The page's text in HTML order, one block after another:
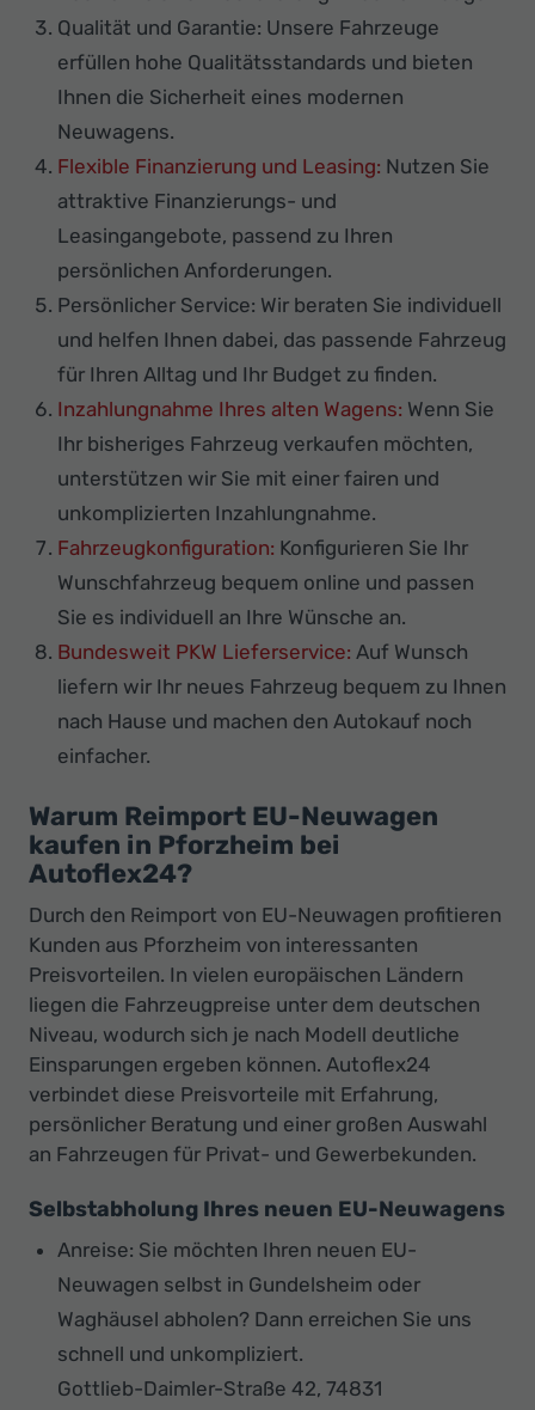
Qualität und Garantie: Unsere Fahrzeuge
erfüllen hohe Qualitätsstandards und bieten
Ihnen die Sicherheit eines modernen
Neuwagens.
Flexible Finanzierung und Leasing: Nutzen Sie
attraktive Finanzierungs- und
Leasingangebote, passend zu Ihren
persönlichen Anforderungen.
Persönlicher Service: Wir beraten Sie individuell
und helfen Ihnen dabei, das passende Fahrzeug
für Ihren Alltag und Ihr Budget zu finden.
Inzahlungnahme Ihres alten Wagens: Wenn Sie
Ihr bisheriges Fahrzeug verkaufen möchten,
unterstützen wir Sie mit einer fairen und
unkomplizierten Inzahlungnahme.
Fahrzeugkonfiguration: Konfigurieren Sie Ihr
Wunschfahrzeug bequem online und passen
Sie es individuell an Ihre Wünsche an.
Bundesweit PKW Lieferservice: Auf Wunsch
liefern wir Ihr neues Fahrzeug bequem zu Ihnen
nach Hause und machen den Autokauf noch
einfacher.
Warum Reimport EU-Neuwagen
kaufen in Pforzheim bei
Autoflex24?
Durch den Reimport von EU-Neuwagen profitieren
Kunden aus Pforzheim von interessanten
Preisvorteilen. In vielen europäischen Ländern
liegen die Fahrzeugpreise unter dem deutschen
Niveau, wodurch sich je nach Modell deutliche
Einsparungen ergeben können. Autoflex24
verbindet diese Preisvorteile mit Erfahrung,
persönlicher Beratung und einer großen Auswahl
an Fahrzeugen für Privat- und Gewerbekunden.
Selbstabholung Ihres neuen EU-Neuwagens
Anreise: Sie möchten Ihren neuen EU-
Neuwagen selbst in Gundelsheim oder
Waghäusel abholen? Dann erreichen Sie uns
schnell und unkompliziert.
Gottlieb-Daimler-Straße 42, 74831